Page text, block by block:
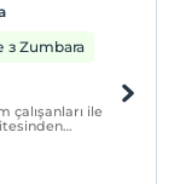
з Zumbara
çalışanları ile